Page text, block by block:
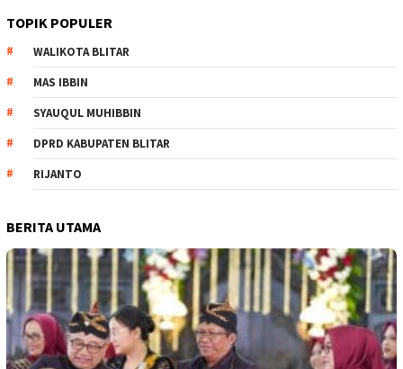
TOPIK POPULER
WALIKOTA BLITAR
MAS IBBIN
SYAUQUL MUHIBBIN
DPRD KABUPATEN BLITAR
RIJANTO
BERITA UTAMA